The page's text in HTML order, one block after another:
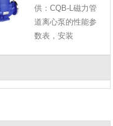
供：CQB-L磁力管
道离心泵的性能参
数表，安装